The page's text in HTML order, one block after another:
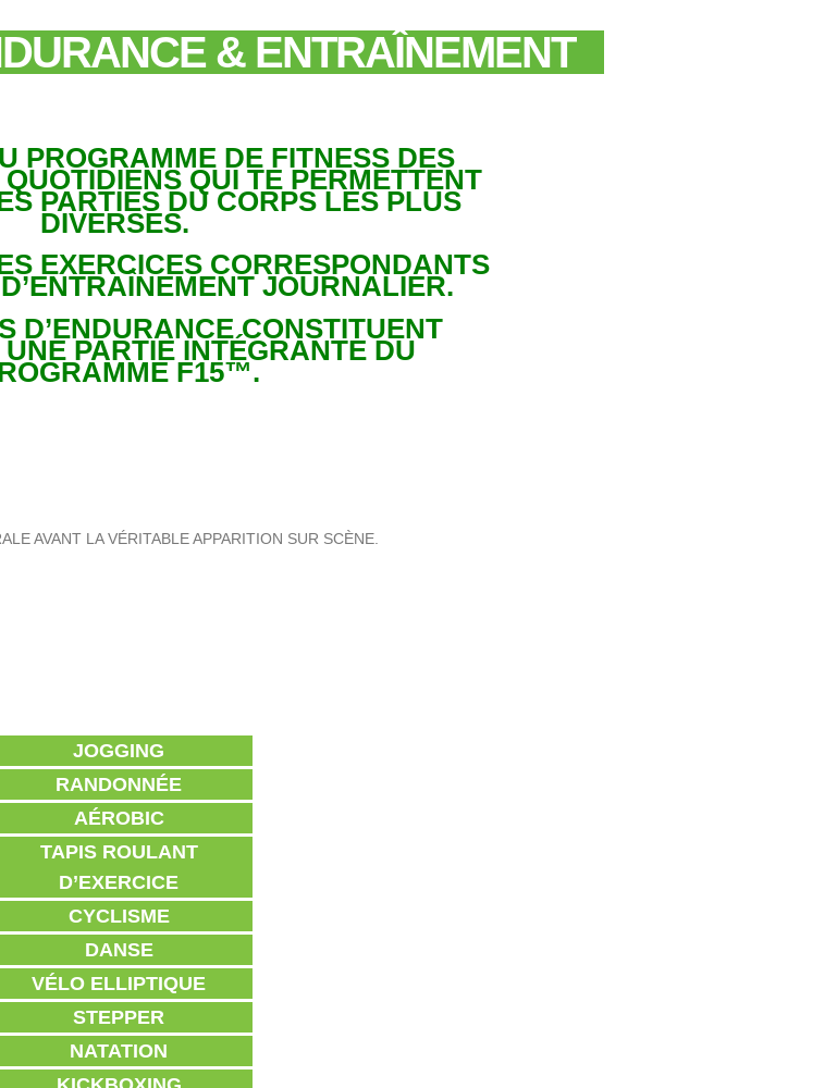
& ENTRAÎNEMENT
PROGRAMME DE FITNESS DES
QUI TE PERMETTENT
PARTIES DU CORPS LES PLUS
DIVERSES.
EXERCICES CORRESPONDANTS
JOURNALIER.
D’ENDURANCE CONSTITUENT
PARTIE INTÉGRANTE DU
F15™.
AVANT LA VÉRITABLE APPARITION SUR SCÈNE.
JOGGING
RANDONNÉE
AÉROBIC
TAPIS ROULANT
D’EXERCICE
CYCLISME
DANSE
VÉLO ELLIPTIQUE
STEPPER
NATATION